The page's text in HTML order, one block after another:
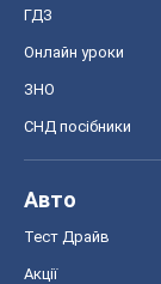
ГДЗ
Онлайн уроки
ЗНО
СНД посібники
Авто
Тест Драйв
Акції